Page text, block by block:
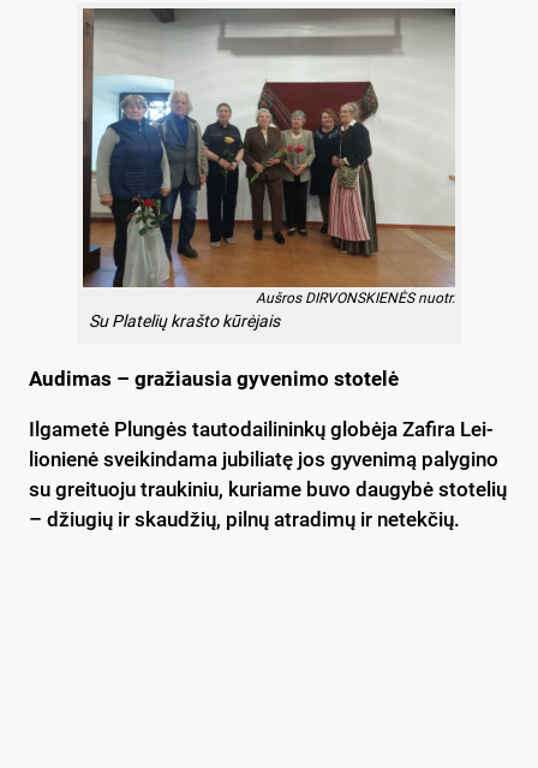
Auš­ros DIR­VONS­KIE­NĖS nuo­tr.
Su Pla­te­lių kraš­to kū­rė­jais
Au­di­mas – gra­žiau­sia gy­ve­ni­mo sto­te­lė
Il­ga­me­tė Plun­gės tau­to­dai­li­nin­kų glo­bė­ja Za­fi­ra Lei­
lio­nie­nė svei­kin­da­ma ju­bi­lia­tę jos gy­ve­ni­mą pa­ly­gi­no
su grei­tuo­ju trau­ki­niu, ku­ria­me bu­vo dau­gy­bė sto­te­lių
– džiu­gių ir skau­džių, pil­nų at­ra­di­mų ir ne­tek­čių.